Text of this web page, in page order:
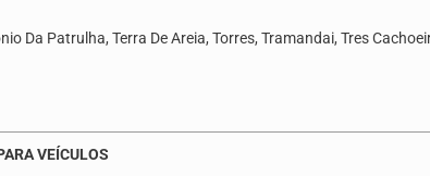
Da Patrulha, Terra De Areia, Torres, Tramandai, Tres
VEÍCULOS